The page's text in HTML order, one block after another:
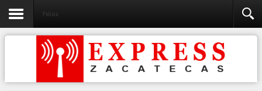
Policia